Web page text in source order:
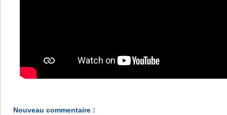
Nouveau commentaire :